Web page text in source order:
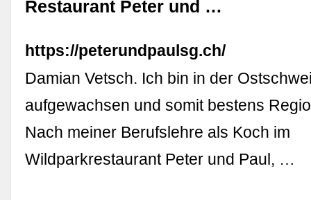
Restaurant Peter und …
https://peterundpaulsg.ch/
Damian Vetsch. Ich bin in der
aufgewachsen und somit bestens
Nach meiner Berufslehre als Koch im
Wildparkrestaurant Peter und Paul, …